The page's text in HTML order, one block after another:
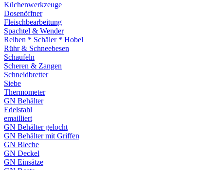
Küchenwerkzeuge
Dosenöffner
Fleischbearbeitung
Spachtel & Wender
Reiben * Schäler * Hobel
Rühr & Schneebesen
Schaufeln
Scheren & Zangen
Schneidbretter
Siebe
Thermometer
GN Behälter
Edelstahl
emailliert
GN Behälter gelocht
GN Behälter mit Griffen
GN Bleche
GN Deckel
GN Einsätze